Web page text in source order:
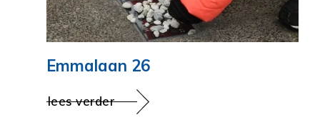
Emmalaan 26
lees verder